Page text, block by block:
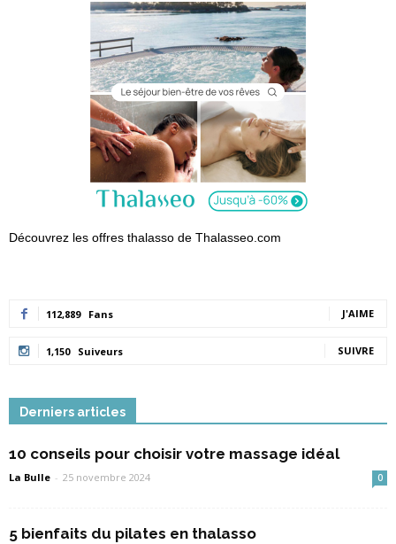
Découvrez les offres thalasso de Thalasseo.com
112,889 Fans J'AIME
1,150 Suiveurs SUIVRE
Derniers articles
10 conseils pour choisir votre massage idéal
La Bulle - 25 novembre 2024 0
5 bienfaits du pilates en thalasso